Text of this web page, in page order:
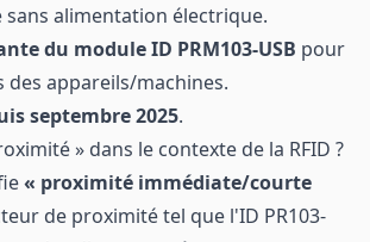
sans alimentation électrique.
du module ID PRM103-USB pour
des appareils/machines.
septembre 2025.
» dans le contexte de la RFID ?
« proximité immédiate/courte
de proximité tel que l'ID PR103-